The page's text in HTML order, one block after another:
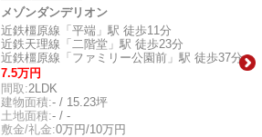
メゾンダンデリオン
近鉄橿原線「平端」駅 徒歩11分
近鉄天理線「二階堂」駅 徒歩23分
近鉄橿原線「ファミリー公園前」駅 徒歩37分
7.5万円
間取:2LDK
建物面積:- / 15.23坪
土地面積:- / -
敷金/礼金:0万円/10万円